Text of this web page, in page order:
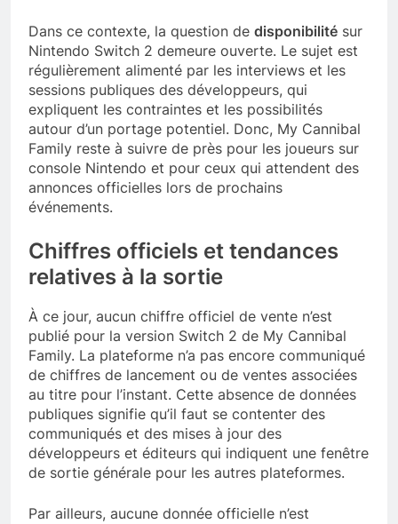
Dans ce contexte, la question de disponibilité sur
Nintendo Switch 2 demeure ouverte. Le sujet est
régulièrement alimenté par les interviews et les
sessions publiques des développeurs, qui
expliquent les contraintes et les possibilités
autour d’un portage potentiel. Donc, My Cannibal
Family reste à suivre de près pour les joueurs sur
console Nintendo et pour ceux qui attendent des
annonces officielles lors de prochains
événements.
Chiffres officiels et tendances
relatives à la sortie
À ce jour, aucun chiffre officiel de vente n’est
publié pour la version Switch 2 de My Cannibal
Family. La plateforme n’a pas encore communiqué
de chiffres de lancement ou de ventes associées
au titre pour l’instant. Cette absence de données
publiques signifie qu’il faut se contenter des
communiqués et des mises à jour des
développeurs et éditeurs qui indiquent une fenêtre
de sortie générale pour les autres plateformes.
Par ailleurs, aucune donnée officielle n’est